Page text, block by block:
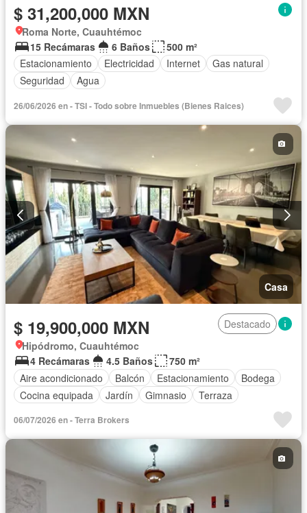
$ 31,200,000 MXN
Roma Norte, Cuauhtémoc
15 Recámaras
6 Baños
500 m²
Estacionamiento
Electricidad Internet
Gas natural
Seguridad
Agua
26/06/2026 en - TSI - Todo sobre Inmuebles (Bienes Raices)
Casa
$ 19,900,000 MXN
Destacado
Hipódromo, Cuauhtémoc
4 Recámaras
4.5 Baños
750 m²
Aire acondicionado
Balcón Estacionamiento
Bodega
Cocina equipada
Jardín Gimnasio Terraza
06/07/2026 en - Terra Brokers